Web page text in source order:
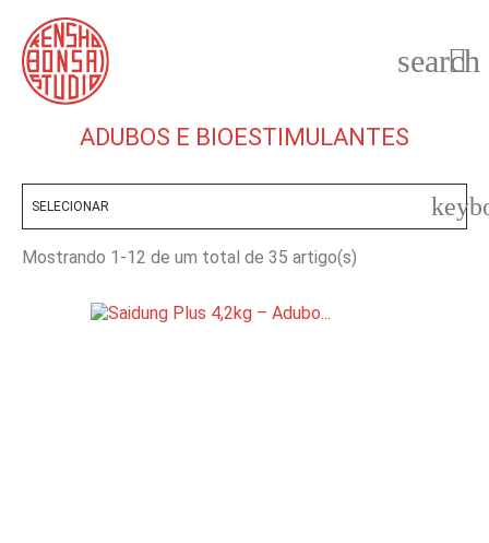

search
ADUBOS E BIOESTIMULANTES
SELECIONAR
Mostrando 1-12 de um total de 35 artigo(s)